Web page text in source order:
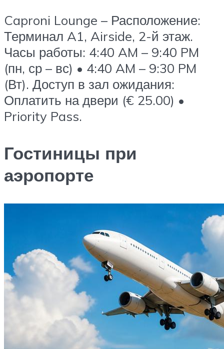
Caproni Lounge – Расположение:
Терминал A1, Airside, 2-й этаж.
Часы работы: 4:40 AM – 9:40 PM
(пн, ср – вс) • 4:40 AM – 9:30 PM
(Вт). Доступ в зал ожидания:
Оплатить на двери (€ 25.00) •
Priority Pass.
Гостиницы при
аэропорте